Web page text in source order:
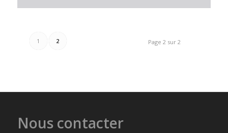
Page 2 sur 2
1 2
Nous contacter